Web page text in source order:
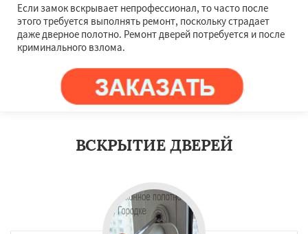
Если замок вскрывает непрофессионал, то часто после
этого требуется выполнять ремонт, поскольку страдает
даже дверное полотно. Ремонт дверей потребуется и после
криминального взлома.
ВСКРЫТИЕ ДВЕРЕЙ